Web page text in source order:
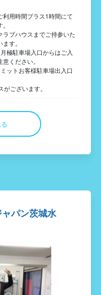
利用時間プラス1時間にて
ラブハウスまでご持参いた
す。
極駐車場入口からはご入
ください。
ットお客様駐車場出入口
ございます。
パン茨城水